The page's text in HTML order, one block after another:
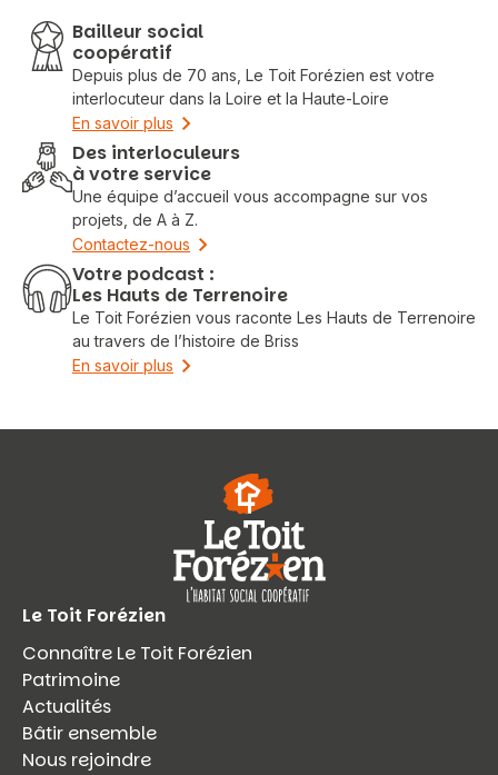
Bailleur social
coopératif
Depuis plus de 70 ans, Le Toit Forézien est votre
interlocuteur dans la Loire et la Haute-Loire
En savoir plus
Des interloculeurs
à votre service
Une équipe d’accueil vous accompagne sur vos
projets, de A à Z.
Contactez-nous
Votre podcast :
Les Hauts de Terrenoire
Le Toit Forézien vous raconte Les Hauts de Terrenoire
au travers de l’histoire de Briss
En savoir plus
Le Toit Forézien
Connaître Le Toit Forézien
Patrimoine
Actualités
Bâtir ensemble
Nous rejoindre